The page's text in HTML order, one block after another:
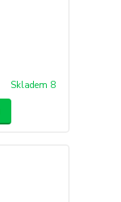
Skladem 8